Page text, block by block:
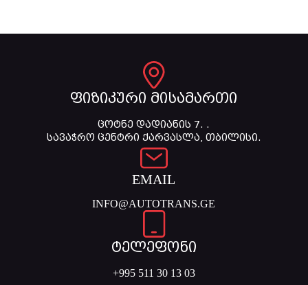
ფიზიკური მისამართი
ცოტნე დადიანის 7. .
სავაჭრო ცენტრი ქარვასლა, თბილისი.
EMAIL
INFO@AUTOTRANS.GE
ტელეფონი
+995 511 30 13 03